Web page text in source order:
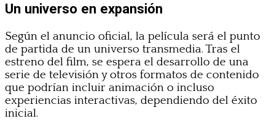
Un universo en expansión
Según el anuncio oficial, la película será el punto
de partida de un universo transmedia. Tras el
estreno del film, se espera el desarrollo de una
serie de televisión y otros formatos de contenido
que podrían incluir animación o incluso
experiencias interactivas, dependiendo del éxito
inicial.